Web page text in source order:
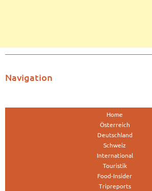
Navigation
Home
Österreich
Deutschland
Schweiz
International
Touristik
Food-Insider
Tripreports